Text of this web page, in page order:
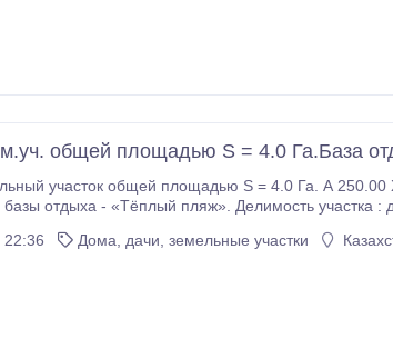
общей площадью S = 4.0 Га.База
общей площадью S = 4.0 Га. А 250.00 Х Б 160.00 Целевое назначение : для
- «Тёплый пляж». Делимость участка : делимый, на каждый из участков имеется
22:36
Дома, дачи, земельные участки